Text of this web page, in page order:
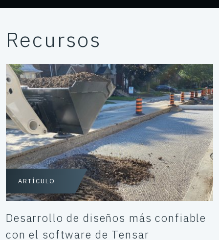
Recursos
ARTÍCULO
Desarrollo de diseños más confiable
con el software de Tensar